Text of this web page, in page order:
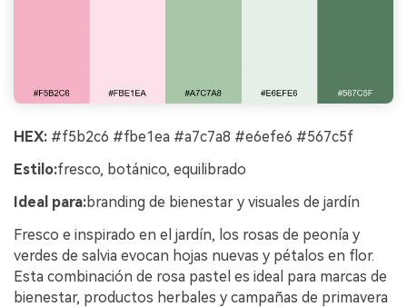
HEX: #f5b2c6 #fbe1ea #a7c7a8 #e6efe6 #567c5f
Estilo:fresco, botánico, equilibrado
Ideal para:branding de bienestar y visuales de jardín
Fresco e inspirado en el jardín, los rosas de peonía y
verdes de salvia evocan hojas nuevas y pétalos en flor.
Esta combinación de rosa pastel es ideal para marcas de
bienestar, productos herbales y campañas de primavera